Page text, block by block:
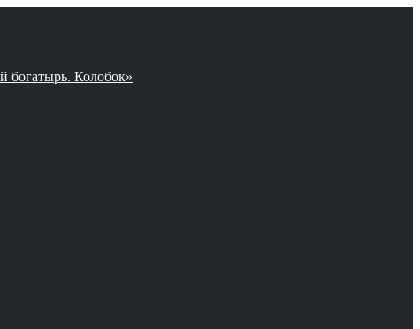
богатырь. Колобок»